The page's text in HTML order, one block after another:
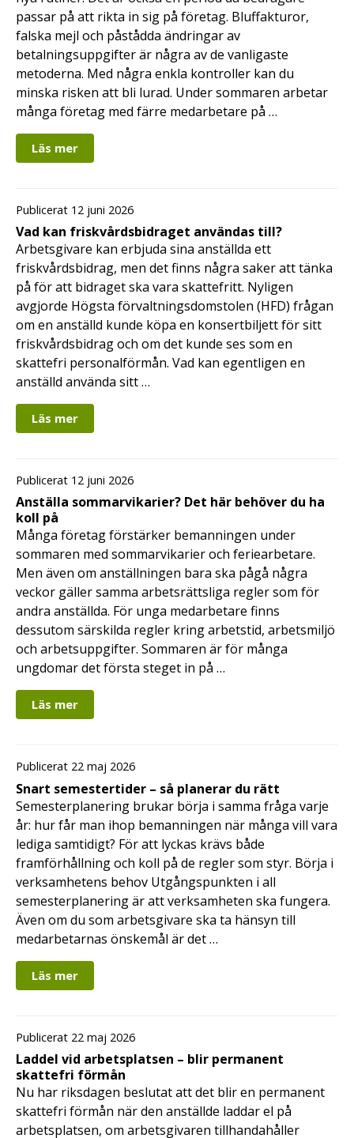
passar på att rikta in sig på företag. Bluffakturor,
falska mejl och påstådda ändringar av
betalningsuppgifter är några av de vanligaste
metoderna. Med några enkla kontroller kan du
minska risken att bli lurad. Under sommaren arbetar
många företag med färre medarbetare på …
Läs mer
Publicerat 12 juni 2026
Vad kan friskvårdsbidraget användas till?
Arbetsgivare kan erbjuda sina anställda ett
friskvårdsbidrag, men det finns några saker att tänka
på för att bidraget ska vara skattefritt. Nyligen
avgjorde Högsta förvaltningsdomstolen (HFD) frågan
om en anställd kunde köpa en konsertbiljett för sitt
friskvårdsbidrag och om det kunde ses som en
skattefri personalförmån. Vad kan egentligen en
anställd använda sitt …
Läs mer
Publicerat 12 juni 2026
Anställa sommarvikarier? Det här behöver du ha
koll på
Många företag förstärker bemanningen under
sommaren med sommarvikarier och feriearbetare.
Men även om anställningen bara ska pågå några
veckor gäller samma arbetsrättsliga regler som för
andra anställda. För unga medarbetare finns
dessutom särskilda regler kring arbetstid, arbetsmiljö
och arbetsuppgifter. Sommaren är för många
ungdomar det första steget in på …
Läs mer
Publicerat 22 maj 2026
Snart semestertider – så planerar du rätt
Semesterplanering brukar börja i samma fråga varje
år: hur får man ihop bemanningen när många vill vara
lediga samtidigt? För att lyckas krävs både
framförhållning och koll på de regler som styr. Börja i
verksamhetens behov Utgångspunkten i all
semesterplanering är att verksamheten ska fungera.
Även om du som arbetsgivare ska ta hänsyn till
medarbetarnas önskemål är det …
Läs mer
Publicerat 22 maj 2026
Laddel vid arbetsplatsen – blir permanent
skattefri förmån
Nu har riksdagen beslutat att det blir en permanent
skattefri förmån när den anställde laddar el på
arbetsplatsen, om arbetsgivaren tillhandahåller